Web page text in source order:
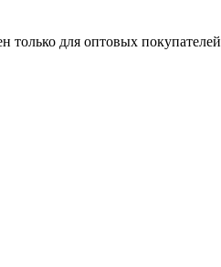
только для оптовых покупателей